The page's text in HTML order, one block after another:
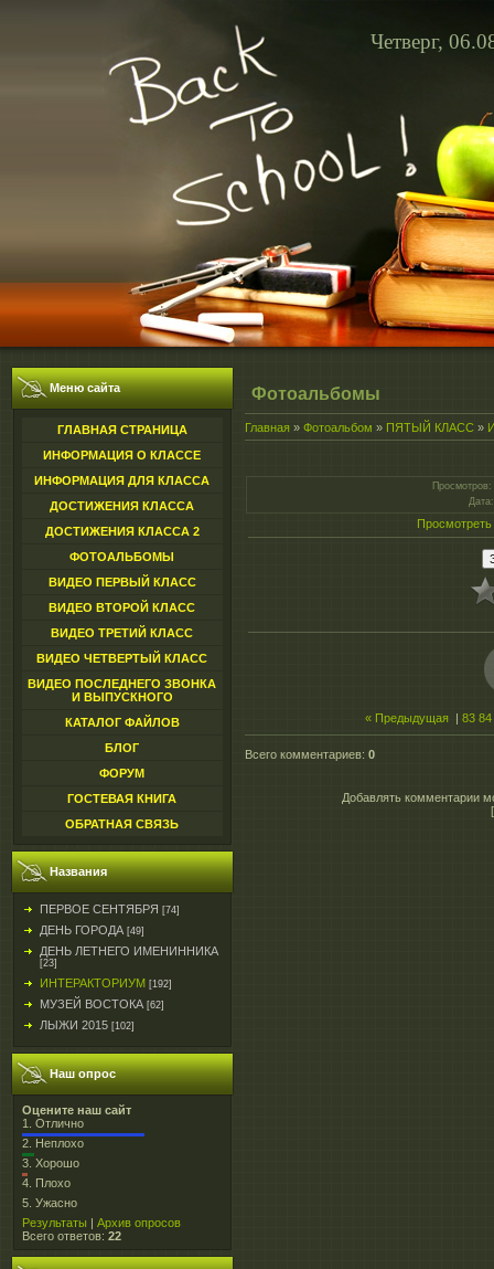
Четверг,
Меню сайта
ГЛАВНАЯ СТРАНИЦА
ИНФОРМАЦИЯ О КЛАССЕ
ИНФОРМАЦИЯ ДЛЯ КЛАССА
ДОСТИЖЕНИЯ КЛАССА
ДОСТИЖЕНИЯ КЛАССА 2
ФОТОАЛЬБОМЫ
ВИДЕО ПЕРВЫЙ КЛАСС
ВИДЕО ВТОРОЙ КЛАСС
ВИДЕО ТРЕТИЙ КЛАСС
ВИДЕО ЧЕТВЕРТЫЙ КЛАСС
ВИДЕО ПОСЛЕДНЕГО ЗВОНКА
И ВЫПУСКНОГО
КАТАЛОГ ФАЙЛОВ
БЛОГ
ФОРУМ
ГОСТЕВАЯ КНИГА
ОБРАТНАЯ СВЯЗЬ
Названия
ПЕРВОЕ СЕНТЯБРЯ [74]
ДЕНЬ ГОРОДА [49]
ДЕНЬ ЛЕТНЕГО ИМЕНИННИКА
[23]
ИНТЕРАКТОРИУМ [192]
МУЗЕЙ ВОСТОКА [62]
ЛЫЖИ 2015 [102]
Наш опрос
Оцените наш сайт
1. Отлично
2. Неплохо
3. Хорошо
4. Плохо
5. Ужасно
Результаты | Архив опросов
Всего ответов: 22
Фотоальбомы
Главная » Фотоальбом » ПЯТЫЙ КЛАСС »
Просмотров:
Дата
« Предыдущая 83 84
Всего комментариев: 0
Добавлять комментарии